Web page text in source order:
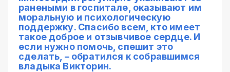
ранеными в госпитале, оказывают им
моральную и психологическую
поддержку. Спасибо всем, кто имеет
такое доброе и отзывчивое сердце. И
если нужно помочь, спешит это
сделать, – обратился к собравшимся
владыка Викторин.